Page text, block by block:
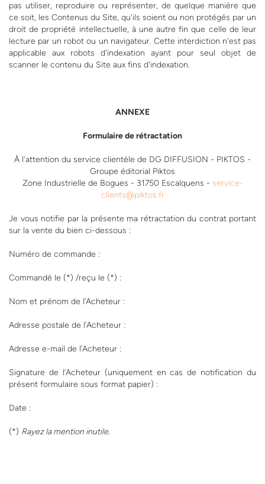
pas utiliser, reproduire ou représenter, de quelque manière que
ce soit, les Contenus du Site, qu'ils soient ou non protégés par un
droit de propriété intellectuelle, à une autre fin que celle de leur
lecture par un robot ou un navigateur. Cette interdiction n'est pas
applicable aux robots d'indexation ayant pour seul objet de
scanner le contenu du Site aux fins d'indexation.
ANNEXE
Formulaire de rétractation
À l'attention du service clientèle de DG DIFFUSION - PIKTOS -
Groupe éditorial Piktos
Zone Industrielle de Bogues - 31750 Escalquens - service-
clients@piktos.fr
Je vous notifie par la présente ma rétractation du contrat portant
sur la vente du bien ci-dessous :
Numéro de commande :
Commandé le (*) /reçu le (*) :
Nom et prénom de l’Acheteur :
Adresse postale de l’Acheteur :
Adresse e-mail de l’Acheteur :
Signature de l’Acheteur (uniquement en cas de notification du
présent formulaire sous format papier) :
Date :
(*) Rayez la mention inutile.